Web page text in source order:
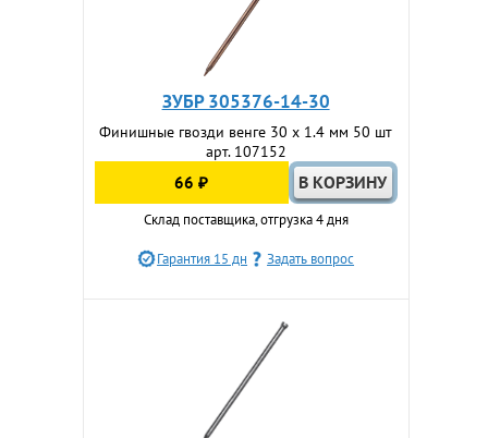
ЗУБР 305376-14-30
Финишные гвозди венге 30 x 1.4 мм 50 шт
арт. 107152
66 ₽
Склад поставщика, отгрузка 4 дня
Гарантия 15 дн Задать вопрос